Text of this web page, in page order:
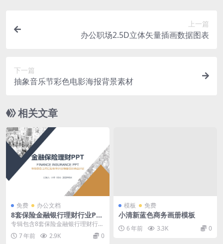
上一篇
办公职场2.5D立体矢量插画数据图表
下一篇
抽象音乐节彩色电影海报背景素材
相关文章
免费 办公文档
8套保险金融银行理财行业PPT
模板合集
专辑包含8套保险金融银行理财行业
PPT模板，您可轻松修改文字及图
片来完成自己的设...
7 年前 2.9K 0
模板 免费
小清新蓝色商务画册模板
6 年前 3.3K 0